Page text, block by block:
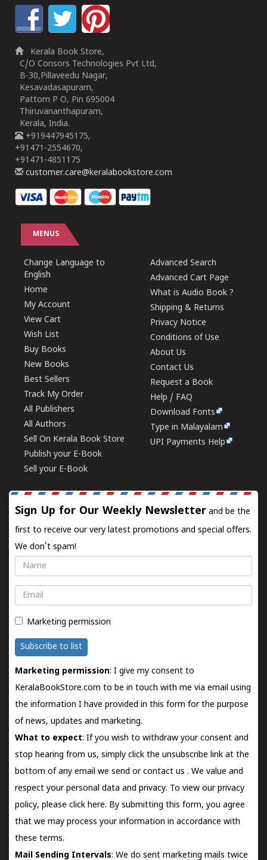
Kerala Book Store,
C/O Consors Technologies Pvt Ltd,
B-30,Pillaveedu Nagar,
Kesavadasapuram,
Pattom P O, Pin 695004
Thiruvananthapuram,
Kerala, India.
+919447945175,
+91471-2554670,
+91471-4851175
customer.care@keralabookstore.com
MENUS
Change Language to
English
Home
My Account
View Cart
Wish List
Buy Books
New Books
Best Sellers
Track My Order
All Publishers
All Authors
Sell On Kerala Book Store
Publish your E-Book
Sell your E-Book
Advanced Search
Advanced Cart Page
What is Audio Book ?
Shipping & Returns
Privacy Notice
Conditions of Use
About Us
Contact Us
Request a Book
Help / FAQ
Download Fonts
Type in Malayalam
UPI Payments Help
Sign Up for Our Weekly Newsletter and be the
first to receive our very latest promotions and special offers.
We don't spam!
Name
Email
Marketing permission
Subscribe to list
Marketing permission: I give my consent to
KeralaBookStore.com to be in touch with me via email using
the information I have provided in this form for the purpose
of news, updates and marketing.
What to expect: If you wish to withdraw your consent and
stop hearing from us, simply click the unsubscribe link at the
bottom of any email we send orcontact us . We value and
respect your personal data and privacy. To view our privacy
policy, please click here. By submitting this form, you agree
that we may process your information in accordance with
these terms.
Mail Sending Intervals: We do sent marketing mails twice